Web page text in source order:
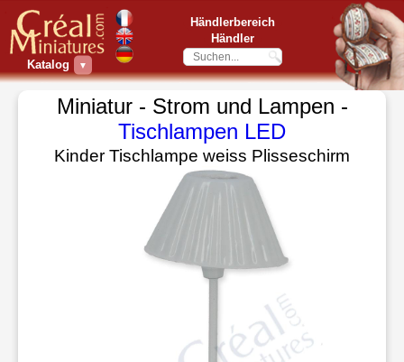
Katalog ▼
Händlerbereich
Händler
Miniatur - Strom und Lampen -
Tischlampen LED
Kinder Tischlampe weiss Plisseschirm